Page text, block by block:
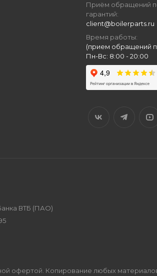
Приём обращений
гарантий:
client@boilerparts.ru
Время работы:
(прием обращений
Пн-Вс: 8:00 - 20:00
ВТБ (ПАО)
офертой. Копирование любых